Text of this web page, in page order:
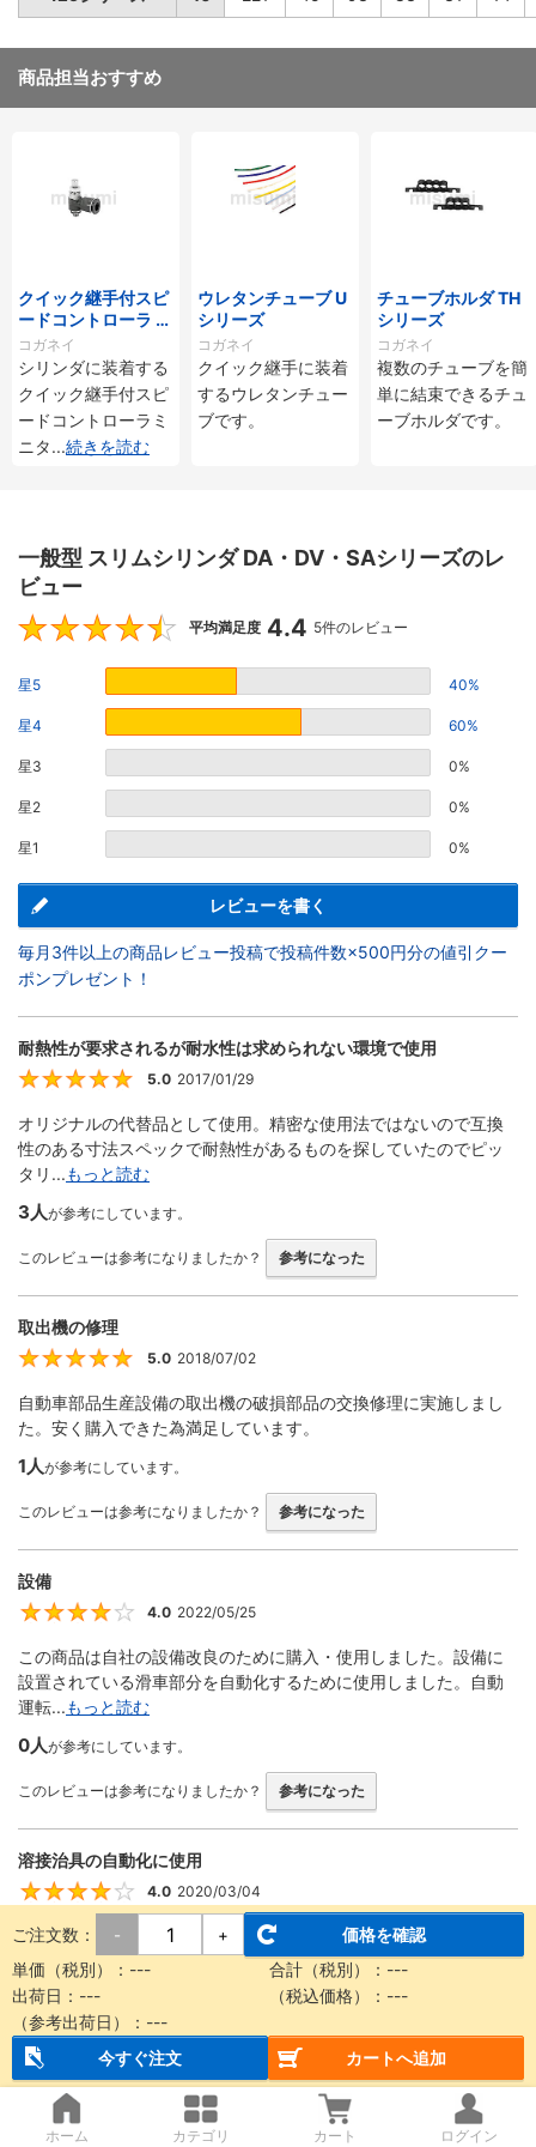
商品担当おすすめ
クイック継手付スピ
ードコントローラ ス
タンダードタイプ S
C□-M・SS□-Mシ
リーズ
コガネイ
シリンダに装着する
クイック継手付スピ
ードコントローラミ
ニタ...続きを読む
ウレタンチューブ U
シリーズ
コガネイ
クイック継手に装着
するウレタンチュー
ブです。
チューブホルダ TH
シリーズ
コガネイ
複数のチューブを簡
単に結束できるチュ
ーブホルダです。
一般型 スリムシリンダ DA・DV・SAシリーズのレ
ビュー
4.4
平均満足度 4.4 5件のレビュー
星5 40%
星4 60%
星3 0%
星2 0%
星1 0%
レビューを書く
毎月3件以上の商品レビュー投稿で投稿件数×500円分の値引クー
ポンプレゼント！
耐熱性が要求されるが耐水性は求められない環境で使用
5
5.0 2017/01/29
オリジナルの代替品として使用。精密な使用法ではないので互換
性のある寸法スペックで耐熱性があるものを探していたのでピッ
タリ...もっと読む
3人が参考にしています。
このレビューは参考になりましたか？ 参考になった
取出機の修理
5
5.0 2018/07/02
自動車部品生産設備の取出機の破損部品の交換修理に実施しまし
た。安く購入できた為満足しています。
1人が参考にしています。
このレビューは参考になりましたか？ 参考になった
設備
4
4.0 2022/05/25
この商品は自社の設備改良のために購入・使用しました。設備に
設置されている滑車部分を自動化するために使用しました。自動
運転...もっと読む
0人が参考にしています。
このレビューは参考になりましたか？ 参考になった
溶接治具の自動化に使用
4
4.0 2020/03/04
回転する機構をエアーで動かす際に使用しました。 ストロークが
豊富、形状が細くて設計に組み込みやすい、取り付け金具が便利
な...もっと読む
0人が参考にしています。
このレビューは参考になりましたか？ 参考になった
装置
ご注文数： - +
価格を確認
単価（税別）： --- 合計（税別）： ---
出荷日： --- （税込価格）： ---
（参考出荷日）： ---
今すぐ注文
カートへ追加
ホーム カテゴリ カート ログイン